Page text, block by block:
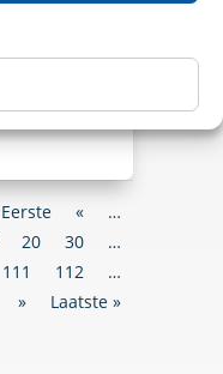
30
onze
«
…
20 30
…
111 112
…
» Laatste »